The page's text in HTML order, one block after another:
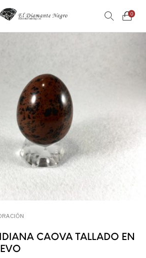
0
oferta ! DECORACIÓN
JOYAS
CAOVA TALLADO EN